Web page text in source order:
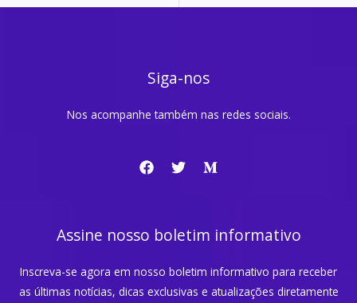
Siga-nos
Nos acompanhe também nas redes sociais.
Assine nosso boletim informativo
Inscreva-se agora em nosso boletim informativo para receber
as últimas notícias, dicas exclusivas e atualizações diretamente